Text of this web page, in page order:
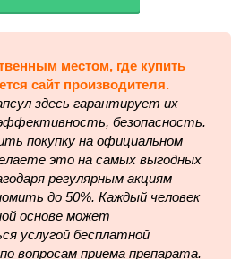
местом, где купить
сайт производителя.
здесь гарантирует их
безопасность.
покупку на официальном
это на самых выгодных
регулярным акциям
до 50%. Каждый человек
основе может
услугой бесплатной
вопросам приема препарата.